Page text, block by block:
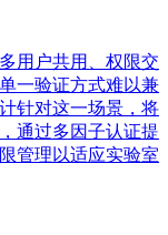
用户共用、权限交
一验证方式难以兼
针对这一场景，将
通过多因子认证提
管理以适应实验室